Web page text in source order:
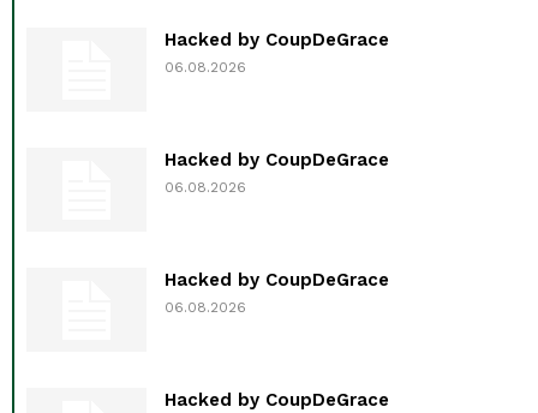
Hacked by CoupDeGrace
06.08.2026
Hacked by CoupDeGrace
06.08.2026
Hacked by CoupDeGrace
06.08.2026
Hacked by CoupDeGrace